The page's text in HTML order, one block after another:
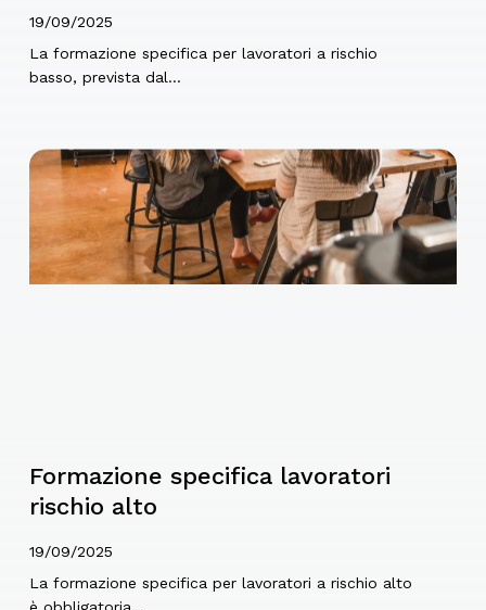
19/09/2025
La formazione specifica per lavoratori a rischio
basso, prevista dal…
Formazione specifica lavoratori
rischio alto
19/09/2025
La formazione specifica per lavoratori a rischio alto